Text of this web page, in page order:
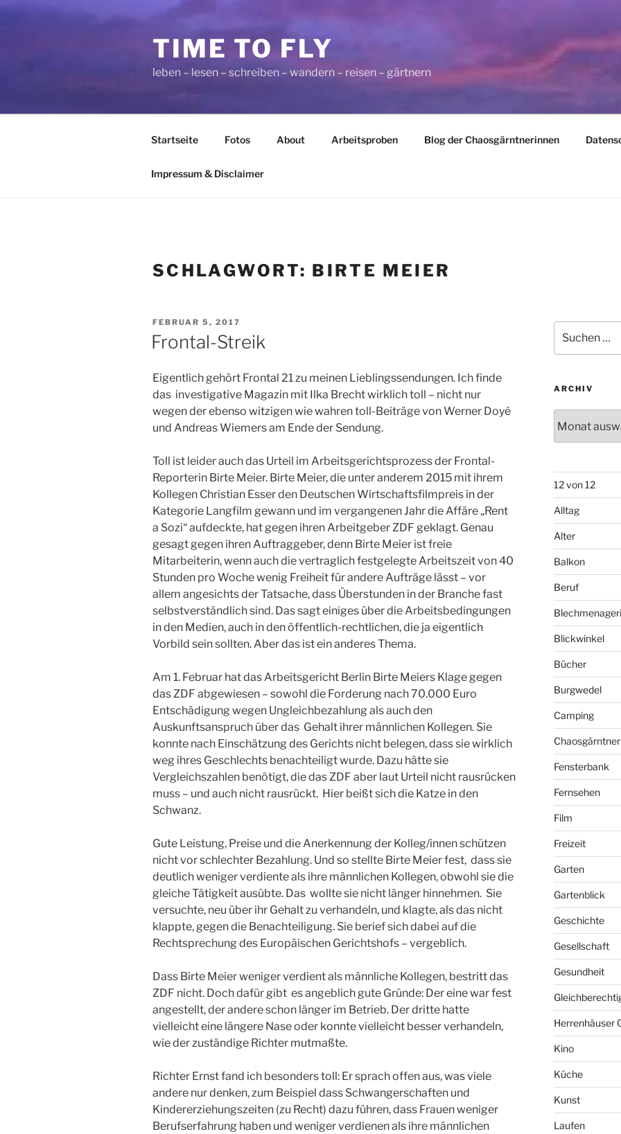
Zum
TIME TO FLY
leben – lesen – schreiben – wandern – reisen – gärtnern
Startseite Fotos About Arbeitsproben Blog der Chaosgärntnerinnen
Impressum & Disclaimer
SCHLAGWORT: BIRTE MEIER
VERÖFFENTLICHT
AM
FEBRUAR 5, 2017
Frontal-Streik
Eigentlich gehört Frontal 21 zu meinen Lieblingssendungen. Ich finde
das investigative Magazin mit Ilka Brecht wirklich toll – nicht nur
wegen der ebenso witzigen wie wahren toll-Beiträge von Werner Doyé
und Andreas Wiemers am Ende der Sendung.
Toll ist leider auch das Urteil im Arbeitsgerichtsprozess der Frontal-
Reporterin Birte Meier. Birte Meier, die unter anderem 2015 mit ihrem
Kollegen Christian Esser den Deutschen Wirtschaftsfilmpreis in der
Kategorie Langfilm gewann und im vergangenen Jahr die Affäre „Rent
a Sozi“ aufdeckte, hat gegen ihren Arbeitgeber ZDF geklagt. Genau
gesagt gegen ihren Auftraggeber, denn Birte Meier ist freie
Mitarbeiterin, wenn auch die vertraglich festgelegte Arbeitszeit von 40
Stunden pro Woche wenig Freiheit für andere Aufträge lässt – vor
allem angesichts der Tatsache, dass Überstunden in der Branche fast
selbstverständlich sind. Das sagt einiges über die Arbeitsbedingungen
in den Medien, auch in den öffentlich-rechtlichen, die ja eigentlich
Vorbild sein sollten. Aber das ist ein anderes Thema.
Am 1. Februar hat das Arbeitsgericht Berlin Birte Meiers Klage gegen
das ZDF abgewiesen – sowohl die Forderung nach 70.000 Euro
Entschädigung wegen Ungleichbezahlung als auch den
Auskunftsanspruch über das Gehalt ihrer männlichen Kollegen. Sie
konnte nach Einschätzung des Gerichts nicht belegen, dass sie wirklich
weg ihres Geschlechts benachteiligt wurde. Dazu hätte sie
Vergleichszahlen benötigt, die das ZDF aber laut Urteil nicht rausrücken
muss – und auch nicht rausrückt. Hier beißt sich die Katze in den
Schwanz.
Gute Leistung, Preise und die Anerkennung der Kolleg/innen schützen
nicht vor schlechter Bezahlung. Und so stellte Birte Meier fest, dass sie
deutlich weniger verdiente als ihre männlichen Kollegen, obwohl sie die
gleiche Tätigkeit ausübte. Das wollte sie nicht länger hinnehmen. Sie
versuchte, neu über ihr Gehalt zu verhandeln, und klagte, als das nicht
klappte, gegen die Benachteiligung. Sie berief sich dabei auf die
Rechtsprechung des Europäischen Gerichtshofs – vergeblich.
Dass Birte Meier weniger verdient als männliche Kollegen, bestritt das
ZDF nicht. Doch dafür gibt es angeblich gute Gründe: Der eine war fest
angestellt, der andere schon länger im Betrieb. Der dritte hatte
vielleicht eine längere Nase oder konnte vielleicht besser verhandeln,
wie der zuständige Richter mutmaßte.
Richter Ernst fand ich besonders toll: Er sprach offen aus, was viele
andere nur denken, zum Beispiel dass Schwangerschaften und
Kindererziehungszeiten (zu Recht) dazu führen, dass Frauen weniger
Berufserfahrung haben und weniger verdienen als ihre männlichen
nach:
ARCHIV
12 von 12
Alltag
Alter
Balkon
Beruf
Blickwinkel
Bücher
Burgwedel
Camping
Fensterbank
Fernsehen
Film
Freizeit
Garten
Gartenblick
Geschichte
Gesellschaft
Gesundheit
Herrenhäuser
Kino
Küche
Kunst
Laufen